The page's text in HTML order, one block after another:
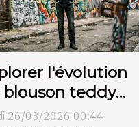
l'évolution
teddy
la mode
26/03/2026 00:44